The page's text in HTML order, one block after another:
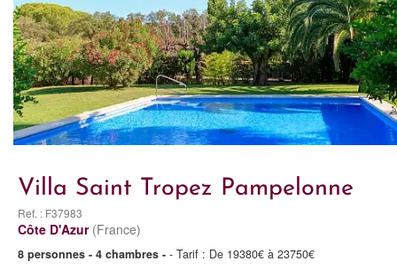
Villa Saint Tropez Pampelonne
Ref. : F37983
Côte D'Azur (France)
8 personnes - 4 chambres - - Tarif : De 19380€ à 23750€